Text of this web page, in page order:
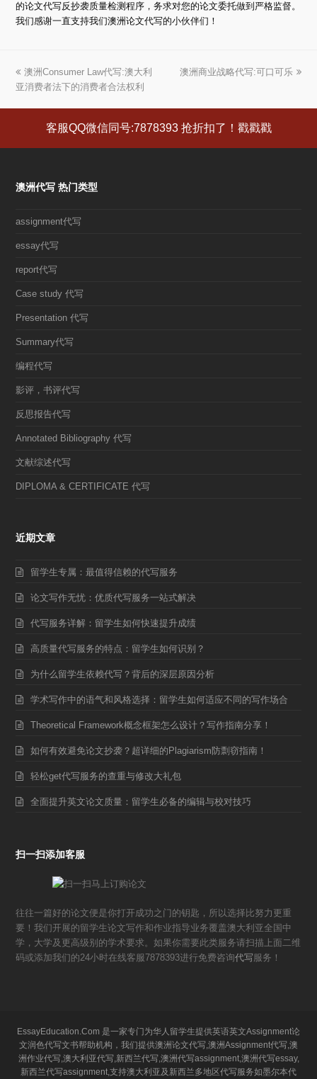
的论文代写反抄袭质量检测程序，务求对您的论文委托做到严格监督。
我们感谢一直支持我们澳洲论文代写的小伙伴们！
上
一
澳洲Consumer Law代写:澳大利
亚消费者法下的消费者合法权利
下
章:
澳洲商业战略代写:可口可乐
客服QQ微信同号:7878393 抢折扣了！戳戳戳
澳洲代写 热门类型
assignment代写
essay代写
report代写
Case study 代写
Presentation 代写
Summary代写
编程代写
影评，书评代写
反思报告代写
Annotated Bibliography 代写
文献综述代写
DIPLOMA & CERTIFICATE 代写
近期文章
留学生专属：最值得信赖的代写服务
论文写作无忧：优质代写服务一站式解决
代写服务详解：留学生如何快速提升成绩
高质量代写服务的特点：留学生如何识别？
为什么留学生依赖代写？背后的深层原因分析
学术写作中的语气和风格选择：留学生如何适应不同的写作场合
Theoretical Framework概念框架怎么设计？写作指南分享！
如何有效避免论文抄袭？超详细的Plagiarism防剽窃指南！
轻松get代写服务的查重与修改大礼包
全面提升英文论文质量：留学生必备的编辑与校对技巧
扫一扫添加客服
往往一篇好的论文便是你打开成功之门的钥匙，所以选择比努力更重
要！我们开展的留学生论文写作和作业指导业务覆盖澳大利亚全国中
学，大学及更高级别的学术要求。如果你需要此类服务请扫描上面二维
码或添加我们的24小时在线客服7878393进行免费咨询代写服务！
EssayEducation.Com 是一家专门为华人留学生提供英语英文Assignment论
文润色代写文书帮助机构，我们提供澳洲论文代写,澳洲Assignment代写,澳
洲作业代写,澳大利亚代写,新西兰代写,澳洲代写assignment,澳洲代写essay,
新西兰代写assignment,支持澳大利亚及新西兰多地区代写服务如墨尔本代